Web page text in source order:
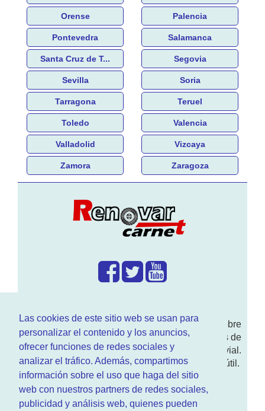
Las cookies de este sitio web se usan para
personalizar el contenido y los anuncios,
ofrecer funciones de redes sociales y
analizar el tráfico. Además, compartimos
información sobre el uso que haga del sitio
web con nuestros partners de redes sociales,
publicidad y análisis web, quienes pueden
Orense Palencia
Pontevedra Salamanca
Santa Cruz de T... Segovia
Sevilla Soria
Tarragona Teruel
Toledo Valencia
Valladolid Vizcaya
Zamora Zaragoza
Enwww.RenovarCarnet.comTe contamos sobre
larenovación del permisode conducir, noticias de
actualidad motor y sobre todo seguridad vial.
Ademas tenemos todo tipo de información DGT útil.
¿Quienes somos?